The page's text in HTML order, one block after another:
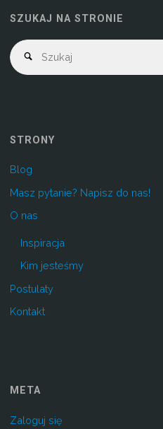
SZUKAJ NA STRONIE
STRONY
Blog
Masz pytanie? Napisz do nas!
O nas
Inspiracja
Kim jesteśmy
Postulaty
Kontakt
META
Zaloguj się